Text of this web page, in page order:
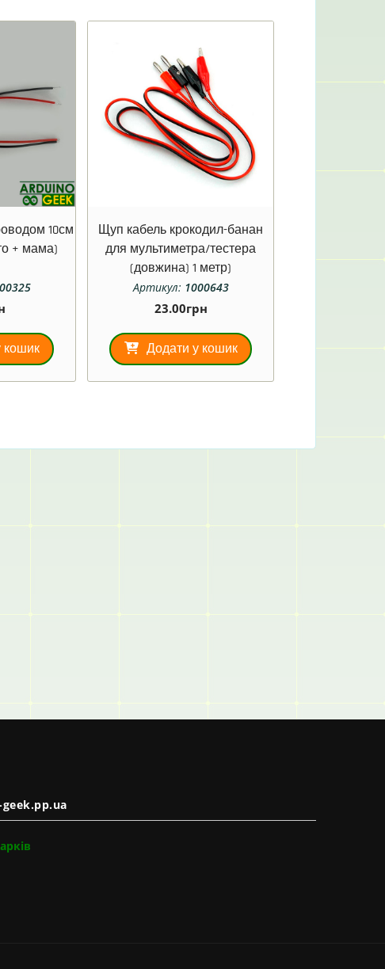
10см
+ мама)
кошик
Щуп кабель крокодил-банан
для мультиметра/тестера
(довжина) 1 метр)
Артикул: 1000643
23.00грн
Додати у кошик